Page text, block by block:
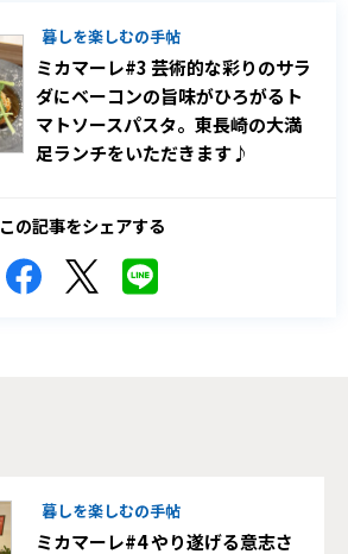
暮しを楽しむの手帖
ミカマーレ#3 芸術的な彩りのサラ
ダにベーコンの旨味がひろがるト
マトソースパスタ。東長崎の大満
足ランチをいただきます♪
この記事をシェアする
暮しを楽しむの手帖
ミカマーレ#4 やり遂げる意志さ